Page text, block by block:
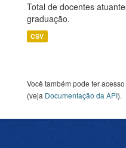
Total de docentes
graduação.
CSV
Você também pode ter
(veja Documentação da API).